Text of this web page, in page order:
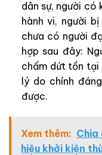
dân sự, người có
hành vi, người
chưa có người
hợp sau đây:
chấm dứt tồn tại
lý do chính
được.
Xem thêm: Chia
hiệu khởi kiện